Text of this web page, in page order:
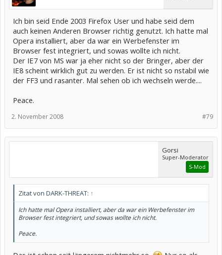
Ich bin seid Ende 2003 Firefox User und habe seid dem
auch keinen Anderen Browser richtig genutzt. Ich hatte mal
Opera installiert, aber da war ein Werbefenster im
Browser fest integriert, und sowas wollte ich nicht.
Der IE7 von MS war ja eher nicht so der Bringer, aber der
IE8 scheint wirklich gut zu werden. Er ist nicht so nstabil wie
der FF3 und rasanter. Mal sehen ob ich wechseln werde....
Peace.
#79
2. November 2008
Gorsi
Super-Moderator
S-Mod
Zitat von DARK-THREAT: ↑
Ich hatte mal Opera installiert, aber da war ein Werbefenster im
Browser fest integriert, und sowas wollte ich nicht.
Peace.